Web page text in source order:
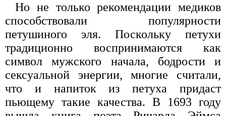
Но не только рекомендации медиков
способствовали популярности
петушиного эля. Поскольку петухи
традиционно воспринимаются как
символ мужского начала, бодрости и
сексуальной энергии, многие считали,
что и напиток из петуха придаст
пьющему такие качества. В 1693 году